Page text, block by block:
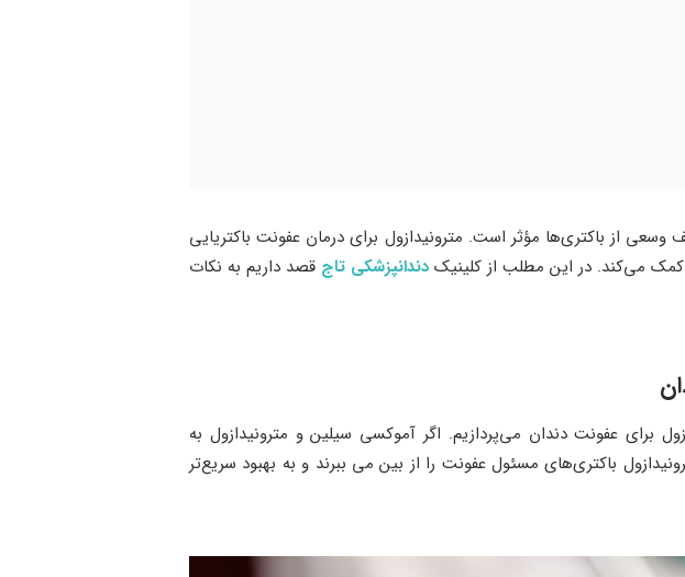
از باکتری‌ها مؤثر است. مترونیدازول برای درمان عفونت باکتریایی
کمک می‌کند. در این مطلب از کلینیک دندانپزشکی تاج قصد داریم به نکات
برای عفونت دندان می‌پردازیم. اگر آموکسی سیلین و مترونیدازول به
باکتری‌های مسئول عفونت را از بین می ببرند و به بهبود سریع‌تر